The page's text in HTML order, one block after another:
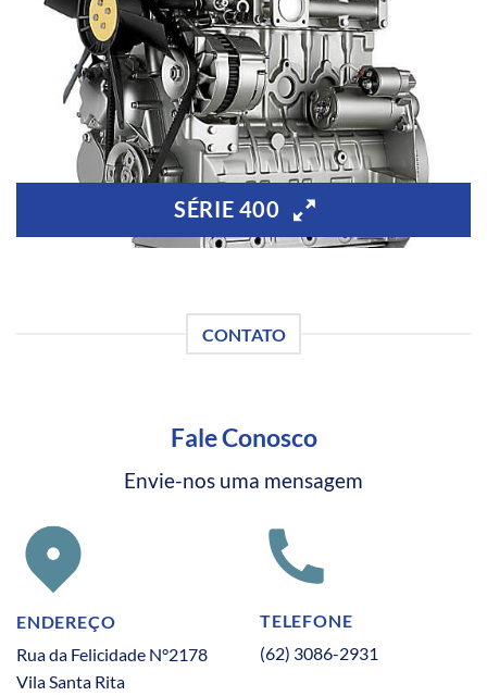
SÉRIE 400
CONTATO
Fale Conosco
Envie-nos uma mensagem
ENDEREÇO
Rua da Felicidade N°2178
Vila Santa Rita
TELEFONE
(62) 3086-2931